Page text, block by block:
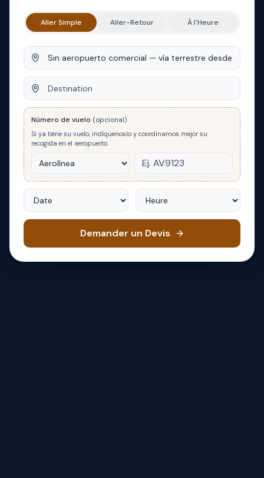
Aller Simple Aller-Retour À l'Heure
Origine
Destination
Número de vuelo (opcional)
Si ya tiene su vuelo, indíquenoslo y coordinamos mejor su
recogida en el aeropuerto.
Date Heure
Demander un Devis